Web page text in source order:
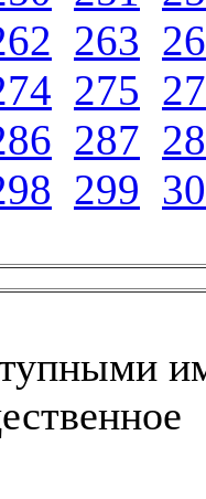
263
275
287
299